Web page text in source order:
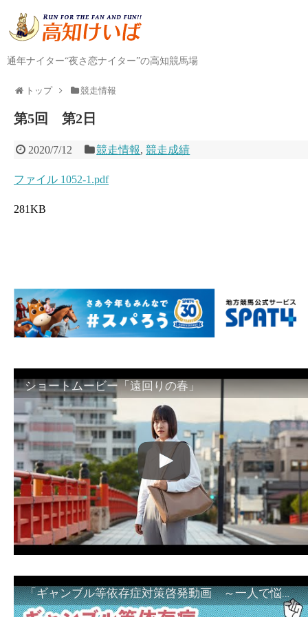
通年ナイター“夜さ恋ナイター”の高知競馬場
トップ 競走情報
第5回 第2日
2020/7/12 競走情報,競走成績
ファイル 1052-1.pdf
281KB
ショートムービー「遠回りの春」
「ギャンブル等依存症対策啓発動画 ～一人で悩まず、家族で悩まず、まず！相談機関へ～」